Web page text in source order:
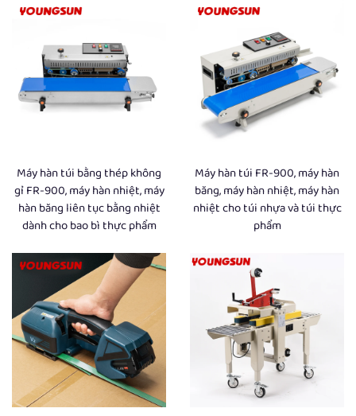
Máy hàn túi bằng thép không
gỉ FR-900, máy hàn nhiệt, máy
hàn băng liên tục bằng nhiệt
dành cho bao bì thực phẩm
Máy hàn túi FR-900, máy hàn
băng, máy hàn nhiệt, máy hàn
nhiệt cho túi nhựa và túi thực
phẩm